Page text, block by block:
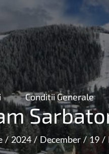
Conditii Generale
2024 December 19